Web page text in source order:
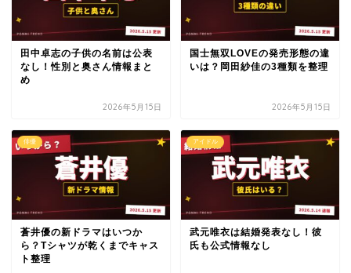
田中卓志の子供の名前は公表
なし！性別と奥さん情報まと
め
2026年5月15日
国士無双LOVEの発売形態の違
いは？岡田紗佳の3種類を整理
2026年5月15日
俳優
蒼井優の新ドラマはいつか
ら？Tシャツが乾くまでキャス
ト整理
アイドル
武元唯衣は結婚発表なし！彼
氏も公式情報なし